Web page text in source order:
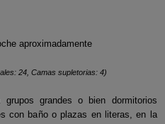
aproximadamente
24, Camas supletorias: 4)
grandes o bien dormitorios
con baño o plazas en literas, en la